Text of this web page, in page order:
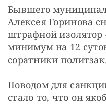
Бывшего
Алексея Горинова
штрафной изолятор
минимум на 12
соратники
Поводом для
стало то, что он